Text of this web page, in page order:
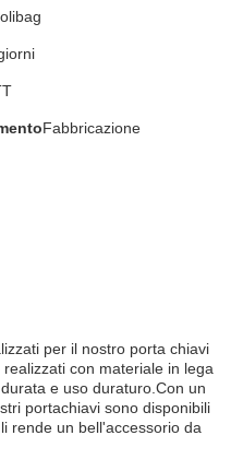
Fabbricazione
per il nostro porta chiavi
con materiale in lega
e uso duraturo.Con un
portachiavi sono disponibili
rende un bell'accessorio da